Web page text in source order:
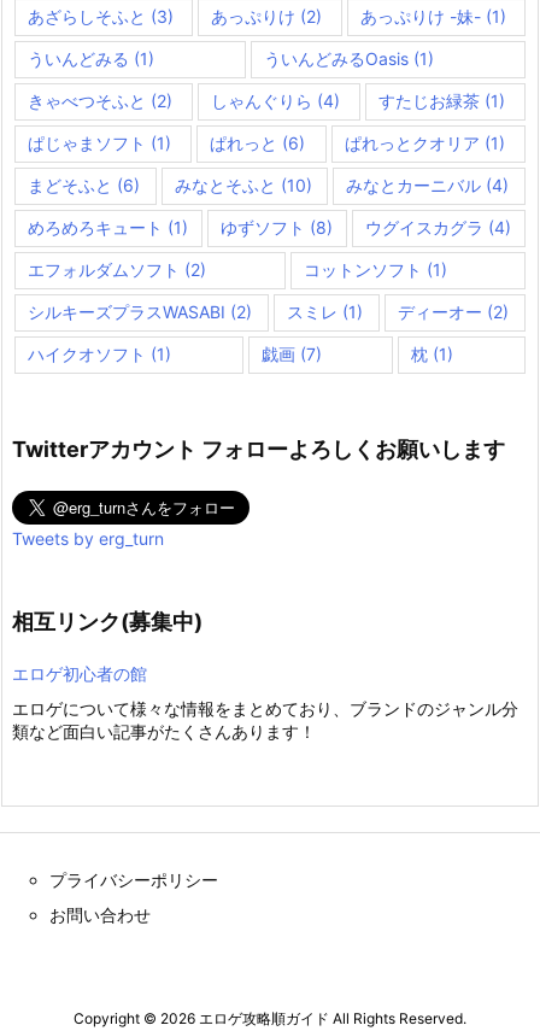
あざらしそふと (3) あっぷりけ (2) あっぷりけ -妹-(1)
ういんどみる (1) ういんどみるOasis (1)
きゃべつそふと (2) しゃんぐりら (4) すたじお緑茶 (1)
ぱじゃまソフト (1) ぱれっと (6) ぱれっとクオリア (1)
まどそふと (6) みなとそふと (10) みなとカーニバル (4)
めろめろキュート (1) ゆずソフト (8) ウグイスカグラ (4)
エフォルダムソフト (2) コットンソフト (1)
シルキーズプラスWASABI (2) スミレ (1) ディーオー (2)
ハイクオソフト (1) 戯画(7) 枕 (1)
Twitterアカウント フォローよろしくお願いします
Tweets by erg_turn
相互リンク(募集中)
エロゲ初心者の館
エロゲについて様々な情報をまとめており、ブランドのジャンル分
類など面白い記事がたくさんあります！
プライバシーポリシー
お問い合わせ
Copyright © 2026 エロゲ攻略順ガイド All Rights Reserved.